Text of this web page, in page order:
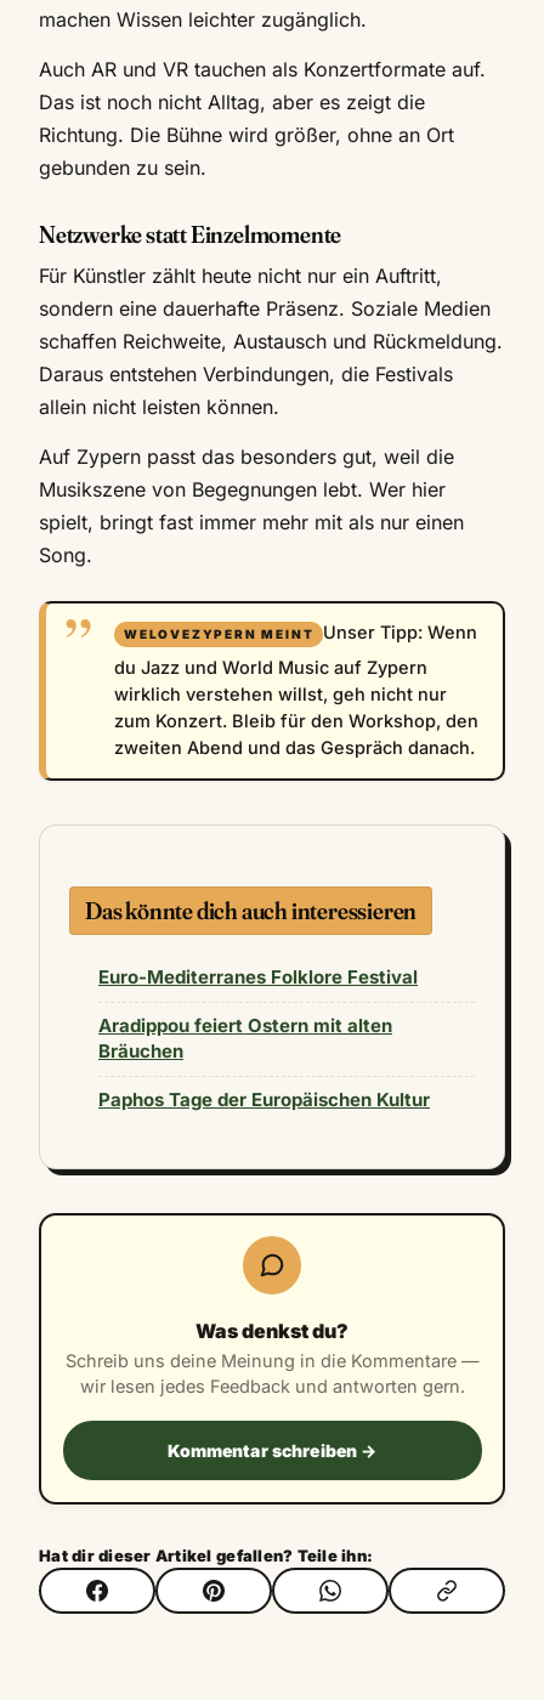
machen Wissen leichter zugänglich.
Auch AR und VR tauchen als Konzertformate auf.
Das ist noch nicht Alltag, aber es zeigt die
Richtung. Die Bühne wird größer, ohne an Ort
gebunden zu sein.
Netzwerke statt Einzelmomente
Für Künstler zählt heute nicht nur ein Auftritt,
sondern eine dauerhafte Präsenz. Soziale Medien
schaffen Reichweite, Austausch und Rückmeldung.
Daraus entstehen Verbindungen, die Festivals
allein nicht leisten können.
Auf Zypern passt das besonders gut, weil die
Musikszene von Begegnungen lebt. Wer hier
spielt, bringt fast immer mehr mit als nur einen
Song.
Unser Tipp: Wenn
du Jazz und World Music auf Zypern
wirklich verstehen willst, geh nicht nur
zum Konzert. Bleib für den Workshop, den
zweiten Abend und das Gespräch danach.
Das könnte dich auch interessieren
Euro-Mediterranes Folklore Festival
Aradippou feiert Ostern mit alten
Bräuchen
Paphos Tage der Europäischen Kultur
Was denkst du?
Schreib uns deine Meinung in die Kommentare —
wir lesen jedes Feedback und antworten gern.
Kommentar schreiben →
Hat dir dieser Artikel gefallen? Teile ihn: